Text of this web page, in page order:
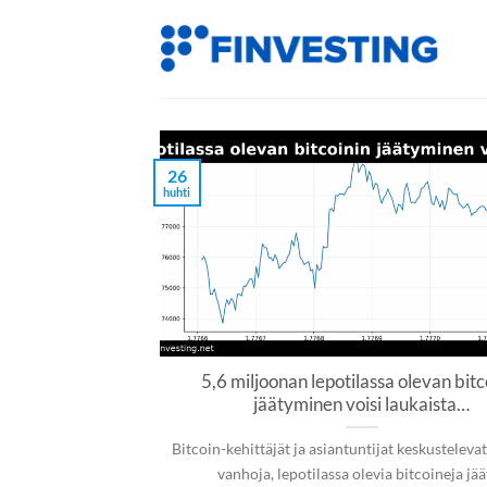
5,6 miljoonan lepotilassa olevan
jäätyminen voisi laukaista…
Bitcoin-kehittäjät ja asiantuntijat
vanhoja, lepotilassa olevia bitcoineja
26
huhti